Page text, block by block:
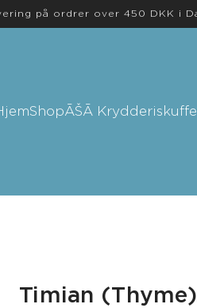
på ordrer over 450 DKK i
ShopĀŠĀ Krydderiskuffe
Timian